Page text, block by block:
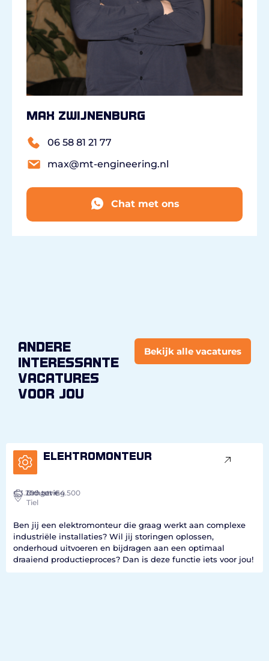
Max Zwijnenburg
06 58 81 21 77
max@mt-engineering.nl
Chat met ons
andere
interessante
vacatures
voor jou
Bekijk alle vacatures
Elektromonteur
Industrie
Omgeving
Tiel
€3.200 tot €4.500
Ben jij een elektromonteur die graag werkt aan complexe
industriële installaties? Wil jij storingen oplossen,
onderhoud uitvoeren en bijdragen aan een optimaal
draaiend productieproces? Dan is deze functie iets voor jou!